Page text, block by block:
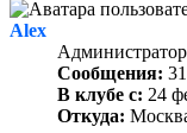
Alex
Администратор
Сообщения:
В клубе с: 24
Откуда: